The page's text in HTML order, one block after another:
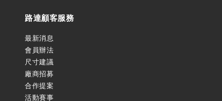
路達顧客服務
最新消息
會員辦法
尺寸建議
廠商招募
合作提案
活動賽事